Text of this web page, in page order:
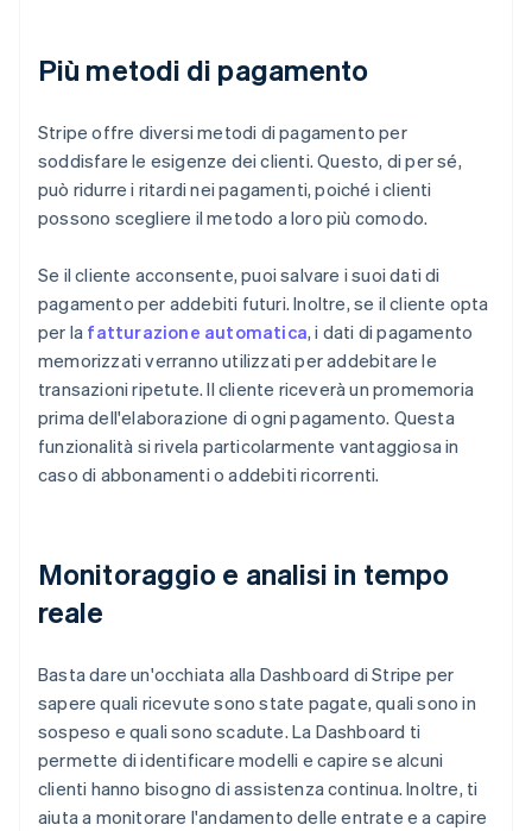
Più metodi di pagamento
Stripe offre diversi metodi di pagamento per
soddisfare le esigenze dei clienti. Questo, di per sé,
può ridurre i ritardi nei pagamenti, poiché i clienti
possono scegliere il metodo a loro più comodo.
Se il cliente acconsente, puoi salvare i suoi dati di
pagamento per addebiti futuri. Inoltre, se il cliente opta
per la fatturazione automatica, i dati di pagamento
memorizzati verranno utilizzati per addebitare le
transazioni ripetute. Il cliente riceverà un promemoria
prima dell'elaborazione di ogni pagamento. Questa
funzionalità si rivela particolarmente vantaggiosa in
caso di abbonamenti o addebiti ricorrenti.
Monitoraggio e analisi in tempo
reale
Basta dare un'occhiata alla Dashboard di Stripe per
sapere quali ricevute sono state pagate, quali sono in
sospeso e quali sono scadute. La Dashboard ti
permette di identificare modelli e capire se alcuni
clienti hanno bisogno di assistenza continua. Inoltre, ti
aiuta a monitorare l'andamento delle entrate e a capire